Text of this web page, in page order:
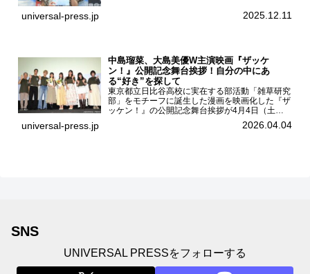
した。AKB48伊藤百花1stフォトブッ...
universal-press.jp 2025.12.11
中島瑠菜、大島美優W主演映画『ザッケ
ン！』公開記念舞台挨拶！自分の中にあ
る“好き”を探して
東京都立日比谷高校に実在する部活動「雑草研究
部」をモチーフに誕生した漫画を映画化した『ザ
ッケン！』の公開記念舞台挨拶が4月4日（土）
ユナイテッドシネマお台場で開催され、出演者の
中島瑠菜、大島美優、八神遼介（ICEx）、阿佐
universal-press.jp 2026.04.04
SNS
UNIVERSAL PRESSをフォローする